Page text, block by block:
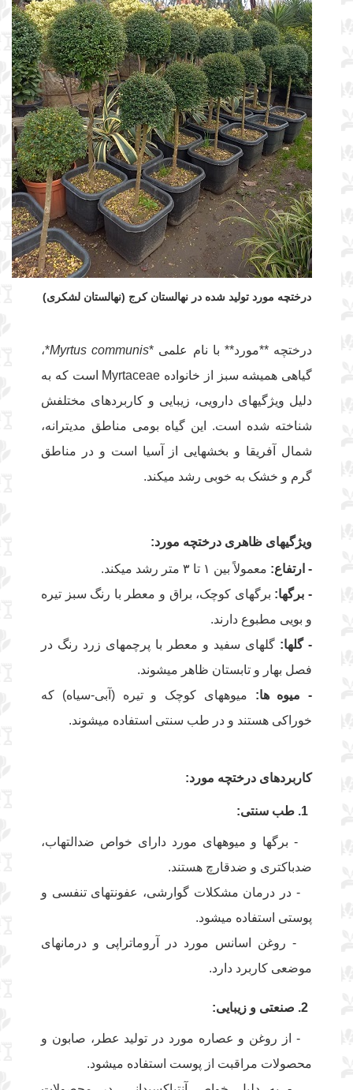
درختچه مورد تولید شده در نهالستان کرج (نهالستان لشکری)
درختچه **مورد** با نام علمی *Myrtus communis*،
گیاهی همیشه سبز از خانواده Myrtaceae است که به
دلیل ویژگیهای دارویی، زیبایی و کاربردهای مختلفش
شناخته شده است. این گیاه بومی مناطق مدیترانه،
شمال آفریقا و بخشهایی از آسیا است و در مناطق
گرم و خشک به خوبی رشد میکند.
ویژگیهای ظاهری درختچه مورد:
- ارتفاع: معمولاً بین ۱ تا ۳ متر رشد میکند.
- برگها: برگهای کوچک، براق و معطر با رنگ سبز تیره
و بویی مطبوع دارند.
- گلها: گلهای سفید و معطر با پرچمهای زرد رنگ در
فصل بهار و تابستان ظاهر میشوند.
- میوه ها: میوههای کوچک و تیره (آبی-سیاه) که
خوراکی هستند و در طب سنتی استفاده میشوند.
کاربردهای درختچه مورد:
1. طب سنتی:
- برگها و میوههای مورد دارای خواص ضدالتهاب،
ضدباکتری و ضدقارچ هستند.
- در درمان مشکلات گوارشی، عفونتهای تنفسی و
پوستی استفاده میشود.
- روغن اسانس مورد در آروماتراپی و درمانهای
موضعی کاربرد دارد.
2. صنعتی و زیبایی:
- از روغن و عصاره مورد در تولید عطر، صابون و
محصولات مراقبت از پوست استفاده میشود.